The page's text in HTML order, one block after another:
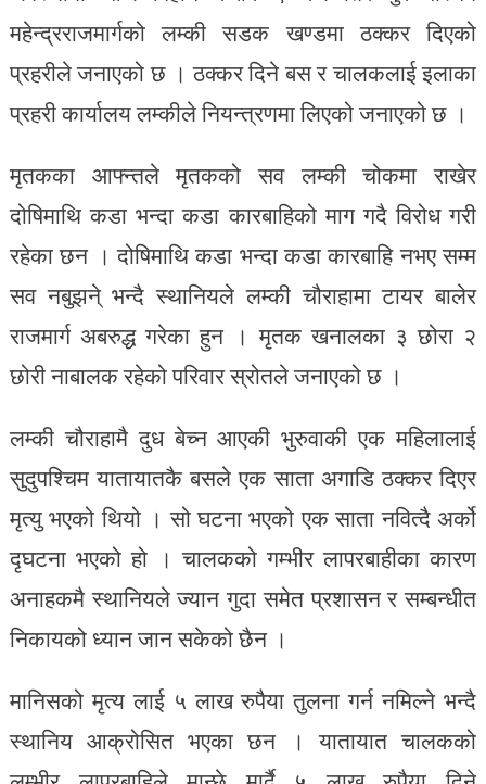
महेन्द्रराजमार्गको लम्की सडक खण्डमा ठक्कर दिएको
प्रहरीले जनाएको छ । ठक्कर दिने बस र चालकलाई इलाका
प्रहरी कार्यालय लम्कीले नियन्त्रणमा लिएको जनाएको छ ।
मृतकका आफ्न्तले मृतकको सव लम्की चोकमा राखेर
दोषिमाथि कडा भन्दा कडा कारबाहिको माग गदै विरोध गरी
रहेका छन । दोषिमाथि कडा भन्दा कडा कारबाहि नभए सम्म
सव नबुझने् भन्दै स्थानियले लम्की चौराहामा टायर बालेर
राजमार्ग अबरुद्ध गरेका हुन । मृतक खनालका ३ छोरा २
छोरी नाबालक रहेको परिवार स्रोतले जनाएको छ ।
लम्की चौराहामै दुध बेच्न आएकी भुरुवाकी एक महिलालाई
सुदुपश्चिम यातायातकै बसले एक साता अगाडि ठक्कर दिएर
मृत्यु भएको थियो । सो घटना भएको एक साता नवित्दै अर्को
दृघटना भएको हो । चालकको गम्भीर लापरबाहीका कारण
अनाहकमै स्थानियले ज्यान गुदा समेत प्रशासन र सम्बन्धीत
निकायको ध्यान जान सकेको छैन ।
मानिसको मृत्य लाई ५ लाख रुपैया तुलना गर्न नमिल्ने भन्दै
स्थानिय आक्रोसित भएका छन । यातायात चालकको